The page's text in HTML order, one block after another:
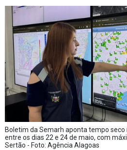
Boletim da Semarh aponta tempo
entre os dias 22 e 24 de maio, com
Sertão - Foto: Agência Alagoas